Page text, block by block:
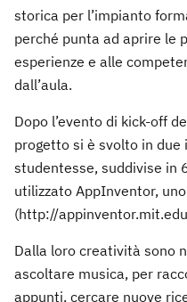
storica per l’impianto
perché punta ad aprire le
esperienze e alle
dall’aula.
Dopo l’evento di kick-off
progetto si è svolto in
studentesse, suddivise in
utilizzato AppInventor,
(http://
Dalla loro creatività sono
ascoltare musica, per
appunti, cercare nuove